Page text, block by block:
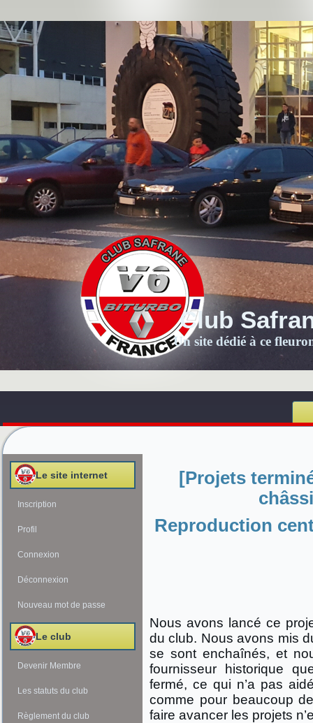
Club
Un site dédié à ce
Le site internet
Inscription
Profil
Connexion
Déconnexion
Nouveau mot de passe
Le club
Devenir Membre
Les statuts du club
Règlement du club
[Projets
Reproduction
Nous avons lancé ce
du club. Nous avons mis
se sont enchaînés, et
fournisseur historique
fermé, ce qui n’a pas
comme pour beaucoup
faire avancer les projets